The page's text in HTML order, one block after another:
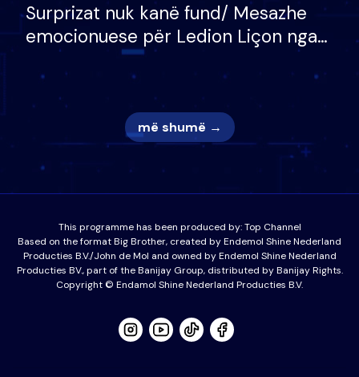
Surprizat nuk kanë fund/ Mesazhe
emocionuese për Ledion Liçon nga
nëna dhe fëmijët e tij, moderatori
nuk i mban dot lotët: Nuk meritoj…
më shumë →
This programme has been produced by:Top Channel
Based on the format Big Brother, created by Endemol Shine Nederland
Producties B.V./John de Mol and owned by Endemol Shine Nederland
Producties BV., part of the Banijay Group, distributed by Banijay Rights.
Copyright © Endamol Shine Nederland Producties B.V.